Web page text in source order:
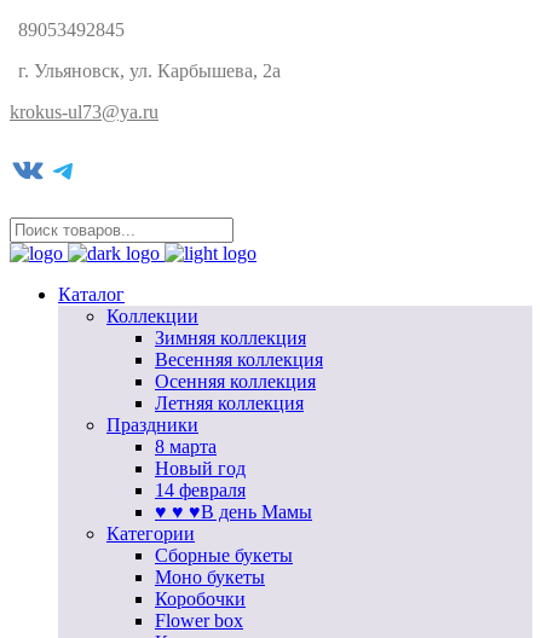
89053492845
г. Ульяновск, ул. Карбышева, 2а
krokus-ul73@ya.ru
VK Telegram
Каталог
Коллекции
Зимняя коллекция
Весенняя коллекция
Осенняя коллекция
Летняя коллекция
Праздники
8 марта
Новый год
14 февраля
♥ ♥ ♥В день Мамы
Категории
Сборные букеты
Моно букеты
Коробочки
Flower box